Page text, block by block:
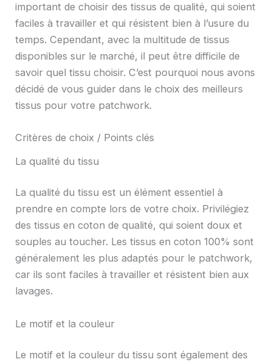
important de choisir des tissus de qualité, qui soient
faciles à travailler et qui résistent bien à l’usure du
temps. Cependant, avec la multitude de tissus
disponibles sur le marché, il peut être difficile de
savoir quel tissu choisir. C’est pourquoi nous avons
décidé de vous guider dans le choix des meilleurs
tissus pour votre patchwork.
Critères de choix / Points clés
La qualité du tissu
La qualité du tissu est un élément essentiel à
prendre en compte lors de votre choix. Privilégiez
des tissus en coton de qualité, qui soient doux et
souples au toucher. Les tissus en coton 100% sont
généralement les plus adaptés pour le patchwork,
car ils sont faciles à travailler et résistent bien aux
lavages.
Le motif et la couleur
Le motif et la couleur du tissu sont également des